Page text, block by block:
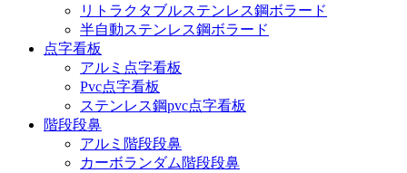
リトラクタブルステンレス鋼ボラード
半自動ステンレス鋼ボラード
点字看板
アルミ点字看板
Pvc点字看板
ステンレス鋼pvc点字看板
階段段鼻
アルミ階段段鼻
カーボランダム階段段鼻